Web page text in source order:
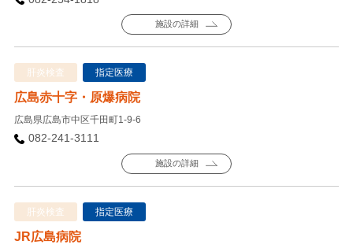
施設の詳細
肝炎検査 指定医療
広島赤十字・原爆病院
広島県広島市中区千田町1-9-6
082-241-3111
施設の詳細
肝炎検査 指定医療
JR広島病院